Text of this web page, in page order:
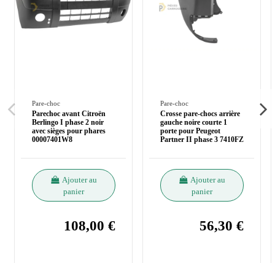
Pare-choc
Parechoc avant Citroën
Berlingo I phase 2 noir
avec sièges pour phares
00007401W8
Ajouter au
panier
108,00 €
Pare-choc
Crosse pare-chocs arrière
gauche noire courte 1
porte pour Peugeot
Partner II phase 3 7410FZ
Ajouter au
panier
56,30 €